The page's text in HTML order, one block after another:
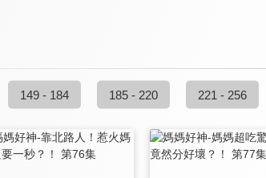
149 - 184 185 - 220 221 - 256